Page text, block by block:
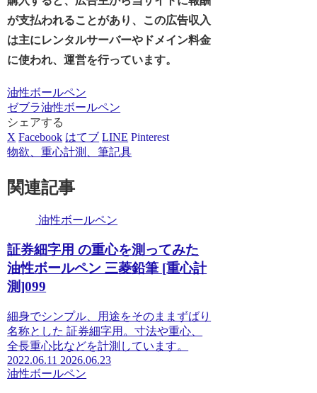
が支払われることがあり、この広告収入
は主にレンタルサーバーやドメイン料金
に使われ、運営を行っています。
油性ボールペン
ゼブラ油性ボールペン
シェアする
X Facebook はてブ LINE Pinterest
物欲、重心計測、筆記具
関連記事
油性ボールペン
証券細字用 の重心を測ってみた
油性ボールペン 三菱鉛筆 [重心計
測]099
細身でシンプル、用途をそのままずばり
名称とした 証券細字用。寸法や重心、
全長重心比などを計測しています。
2022.06.11 2026.06.23
油性ボールペン